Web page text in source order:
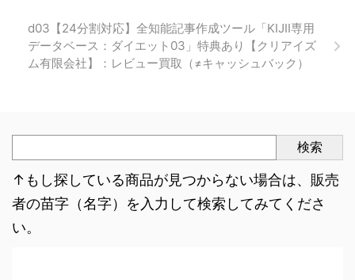
d03【24分割対応】全知能記事作成ツール「KIJII専用
データベース：ダイエット03」特典あり【クリアイズ
ム有限会社】：レビュー買取（≠キャッシュバック）
検索
↑もし探している商品が見つからない場合は、販売
者の苗字（名字）を入力して検索してみてくださ
い。